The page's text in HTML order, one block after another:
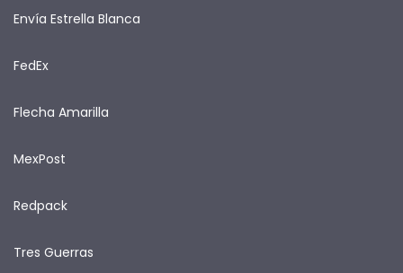
Envía Estrella Blanca
FedEx
Flecha Amarilla
MexPost
Redpack
Tres Guerras